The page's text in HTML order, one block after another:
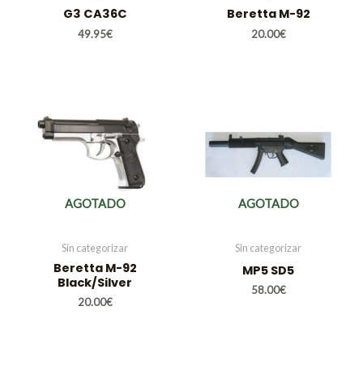
G3 CA36C
49.95€
Beretta M-92
20.00€
AGOTADO
Sin categorizar
Beretta M-92
Black/Silver
20.00€
AGOTADO
Sin categorizar
MP5 SD5
58.00€